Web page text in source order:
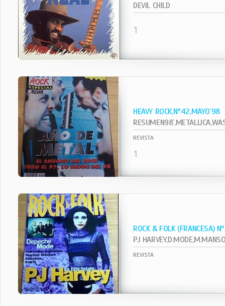
DEVIL CHILD
1
HEAVY ROCK,Nº42,MAYO`98
REVISTA
1
ROCK & FOLK (FRANCESA)
REVISTA